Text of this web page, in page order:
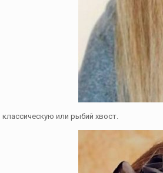
или рыбий хвост.